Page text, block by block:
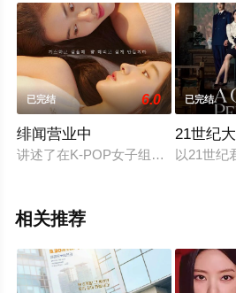
已完结 6.0
绯闻营业中
讲述了在K-POP女子组合系统中处
已完结
21世纪
以21世纪
相关推荐